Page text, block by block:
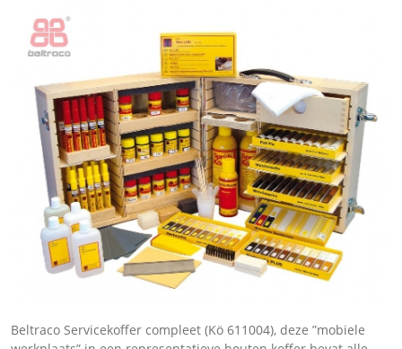
Beltraco Servicekoffer compleet (Kö 611004), deze ”mobiele